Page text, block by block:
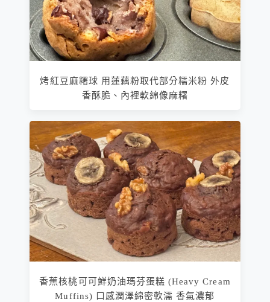
烤紅豆麻糬球 用蓮藕粉取代部分糯米粉 外皮
香酥脆、內裡軟綿像麻糬
香蕉核桃可可鮮奶油瑪芬蛋糕 (Heavy Cream
Muffins) 口感潤澤綿密軟濡 香氣濃郁